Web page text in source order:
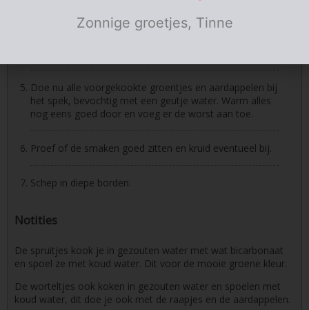
Stoof gaar onder deksel.
Doe nu alle voorgekookte groentjes en aardappelen bij
het spek, bevochtig met een geutje water. Warm alles
nog eens goed door en voeg er de worst aan toe.
Proef of de smaken goed zitten en kruid eventueel bij.
Schep in diepe borden.
Notities
De spruitjes kook je in gezouten water met wat bicarbonaat
en spoel ze met koud water. Dit voor de mooie groene kleur.
De worteltjes ook koken in gezouten water en spoelen met
koud water, dit doe je ook met de raapjes en de aardappelen.
Zonnige groetjes, Tinne